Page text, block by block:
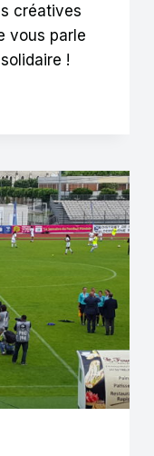
créatives
vous parle
!